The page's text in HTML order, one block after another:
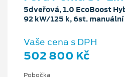
5dveřová, 1.0 EcoBoost
92 kW/125 k, 6st. manuální
Vaše cena s DPH
502 800 Kč
Pobočka